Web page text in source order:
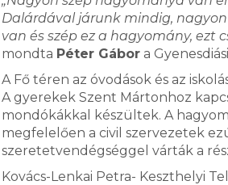
Dalárdával járunk mindig, nagyon
van és szép ez a hagyomány, ezt
mondta Péter Gábor a
A Fő téren az óvodások és az
A gyerekek Szent Mártonhoz
mondókákkal készültek. A
megfelelően a civil szervezetek
szeretetvendégséggel várták a
Kovács-Lenkai Petra- Keszthelyi